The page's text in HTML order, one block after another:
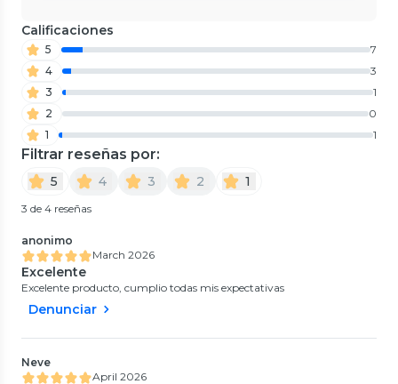
Calificaciones
5
7
4
3
3
1
2
0
1
1
Filtrar reseñas por:
5 4 3 2 1
3 de 4 reseñas
anonimo
March 2026
Excelente
Excelente producto, cumplio todas mis expectativas
Denunciar
Neve
April 2026